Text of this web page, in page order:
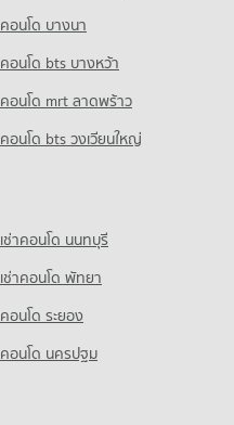
คอนโด บางนา
คอนโด bts บางหว้า
คอนโด mrt ลาดพร้าว
คอนโด bts วงเวียนใหญ่
เช่าคอนโด นนทบุรี
เช่าคอนโด พัทยา
คอนโด ระยอง
คอนโด นครปฐม